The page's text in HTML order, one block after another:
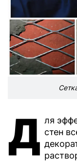
Д ля
стен